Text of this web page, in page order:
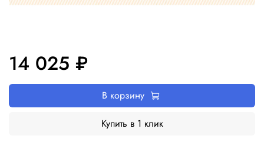
14 025 ₽
В корзину
Купить в 1 клик